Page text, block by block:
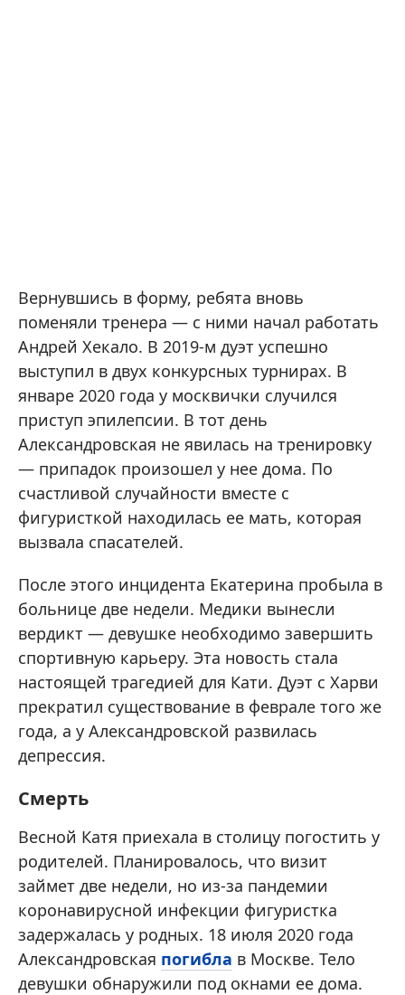
Вернувшись в форму, ребята вновь
поменяли тренера — с ними начал работать
Андрей Хекало. В 2019-м дуэт успешно
выступил в двух конкурсных турнирах. В
январе 2020 года у москвички случился
приступ эпилепсии. В тот день
Александровская не явилась на тренировку
— припадок произошел у нее дома. По
счастливой случайности вместе с
фигуристкой находилась ее мать, которая
вызвала спасателей.
После этого инцидента Екатерина пробыла в
больнице две недели. Медики вынесли
вердикт — девушке необходимо завершить
спортивную карьеру. Эта новость стала
настоящей трагедией для Кати. Дуэт с Харви
прекратил существование в феврале того же
года, а у Александровской развилась
депрессия.
Смерть
Весной Катя приехала в столицу погостить у
родителей. Планировалось, что визит
займет две недели, но из-за пандемии
коронавирусной инфекции фигуристка
задержалась у родных. 18 июля 2020 года
Александровская погибла в Москве. Тело
девушки обнаружили под окнами ее дома.